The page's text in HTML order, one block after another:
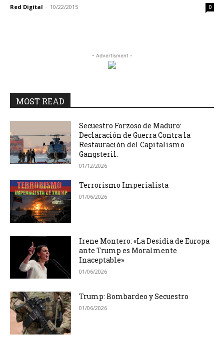
Red Digital - 10/22/2015 0
- Advertisment -
MOST READ
Secuestro Forzoso de Maduro:
Declaración de Guerra Contra la
Restauración del Capitalismo
Gangsteril.
01/12/2026
Terrorismo Imperialista
01/06/2026
Irene Montero: «La Desidia de Europa
ante Trump es Moralmente
Inaceptable»
01/06/2026
Trump: Bombardeo y Secuestro
01/06/2026